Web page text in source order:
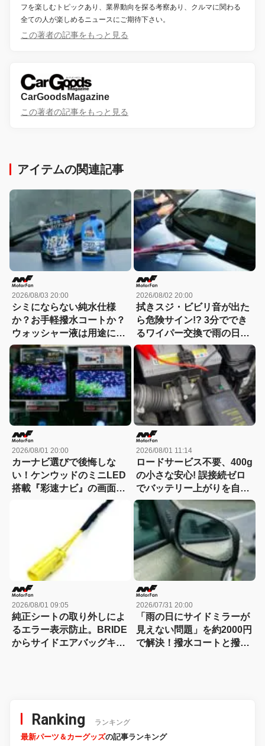
フを楽しむトピックあり、業界動向を探る考察あり、クルマに関わる
全ての人が楽しめるニュースにご期待下さい。
この著者の記事をもっと見る
CarGoodsMagazine
この著者の記事をもっと見る
アイテムの関連記事
2026/08/03 20:00
シミにならない純水仕様
か？お手軽撥水コートか？
ウォッシャー液は用途に合
わせて選ぶ時代
2026/08/02 20:00
拭きスジ・ビビリ音が出た
ら危険サイン!? 3分ででき
るワイパー交換で雨の日の
視界が激変！
2026/08/01 20:00
カーナビ選びで後悔しな
い！ケンウッドのミニLED
搭載『彩速ナビ』の画面の
良さは店頭で一目瞭然？
2026/08/01 11:14
ロードサービス不要、400g
の小さな安心! 誤接続ゼロ
でバッテリー上がりを自力
で即解決できるコンパクト
な保護回路つきジャンプス
ターター登場!【CAR
MONO図鑑】
2026/08/01 09:05
純正シートの取り外しによ
るエラー表示防止。BRIDE
からサイドエアバッグキャ
2026/07/31 20:00
「雨の日にサイドミラーが
見えない問題」を約2000円
で解決！撥水コートと撥水
Ranking ランキング
最新パーツ＆カーグッズの記事ランキング